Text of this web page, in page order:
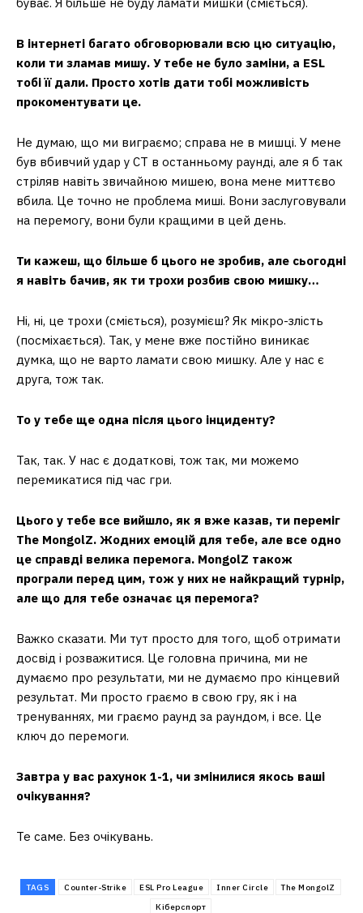
В інтернеті багато обговорювали всю цю ситуацію,
коли ти зламав мишу. У тебе не було заміни, а ESL
тобі її дали. Просто хотів дати тобі можливість
прокоментувати це.
Не думаю, що ми виграємо; справа не в мишці. У мене
був вбивчий удар у CT в останньому раунді, але я б так
стріляв навіть звичайною мишею, вона мене миттєво
вбила. Це точно не проблема миші. Вони заслуговували
на перемогу, вони були кращими в цей день.
Ти кажеш, що більше б цього не зробив, але сьогодні
я навіть бачив, як ти трохи розбив свою мишку…
Ні, ні, це трохи (сміється), розумієш? Як мікро-злість
(посміхається). Так, у мене вже постійно виникає
думка, що не варто ламати свою мишку. Але у нас є
друга, тож так.
То у тебе ще одна після цього інциденту?
Так, так. У нас є додаткові, тож так, ми можемо
перемикатися під час гри.
Цього у тебе все вийшло, як я вже казав, ти переміг
The MongolZ. Жодних емоцій для тебе, але все одно
це справді велика перемога. MongolZ також
програли перед цим, тож у них не найкращий турнір,
але що для тебе означає ця перемога?
Важко сказати. Ми тут просто для того, щоб отримати
досвід і розважитися. Це головна причина, ми не
думаємо про результати, ми не думаємо про кінцевий
результат. Ми просто граємо в свою гру, як і на
тренуваннях, ми граємо раунд за раундом, і все. Це
ключ до перемоги.
Завтра у вас рахунок 1-1, чи змінилися якось ваші
очікування?
Те саме. Без очікувань.
TAGS Counter-Strike ESL Pro League Inner Circle
The MongolZ
Кіберспорт